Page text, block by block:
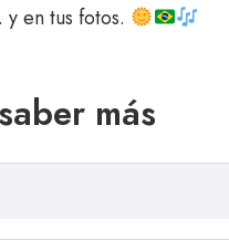
en tus fotos.
más